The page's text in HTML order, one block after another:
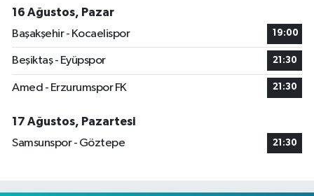
16 Ağustos, Pazar
Başakşehir - Kocaelispor
19:00
Beşiktaş - Eyüpspor 21:30
Amed - Erzurumspor FK 21:30
17 Ağustos, Pazartesi
Samsunspor - Göztepe
21:30